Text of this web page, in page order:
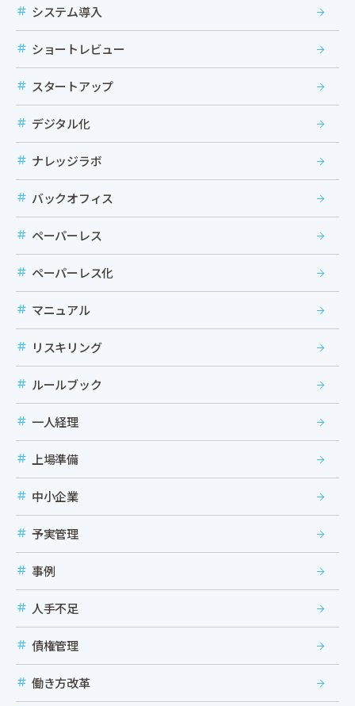
システム導入
ショートレビュー
スタートアップ
デジタル化
ナレッジラボ
バックオフィス
ペーパーレス
ペーパーレス化
マニュアル
リスキリング
ルールブック
一人経理
上場準備
中小企業
予実管理
事例
人手不足
債権管理
働き方改革